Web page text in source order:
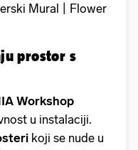
Mural | Flower
prostor s
Workshop
u instalaciji.
koji se nude u